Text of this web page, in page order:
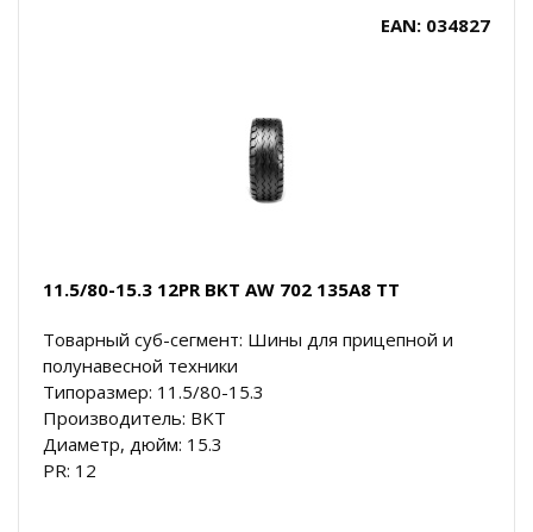
EAN: 034827
11.5/80-15.3 12PR BKT AW 702 135A8 TT
Товарный суб-сегмент: Шины для прицепной и
полунавесной техники
Типоразмер: 11.5/80-15.3
Производитель: BKT
Диаметр, дюйм: 15.3
PR: 12